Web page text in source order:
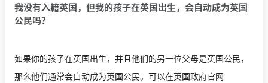
我没有入籍英国，但我的孩子在英国出生，会自动成为英国
公民吗？
如果你的孩子在英国出生，并且他们的另一位父母是英国公民，
那么他们通常会自动成为英国公民。可以在英国政府官网